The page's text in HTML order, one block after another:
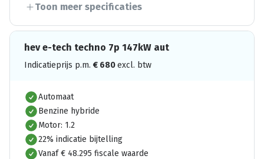
Toon meer specificaties
hev e-tech techno 7p 147kW aut
Indicatieprijs p.m. € 680excl. btw
Automaat
Benzine hybride
Motor: 1.2
22% indicatie bijtelling
Vanaf € 48.295 fiscale waarde